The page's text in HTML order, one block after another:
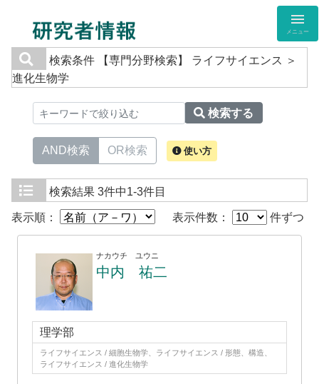
メニュー
検索条件
【専門分野検索】 ライフサイエンス ＞
進化生物学
検索する
AND検索 OR検索 使い方
検索結果 3件中1-3件目
表示順： 表示件数： 件ずつ
ナカウチ ユウニ
中内 祐二
理学部
ライフサイエンス / 細胞生物学、ライフサイエンス / 形態、構造、
ライフサイエンス / 進化生物学